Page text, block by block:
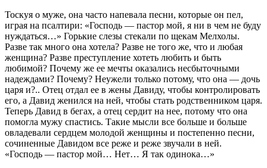
Тоскуя о муже, она часто напевала песни, которые он пел,
играя на псалтири: «Господь — пастор мой, я ни в чем не буду
нуждаться…» Горькие слезы стекали по щекам Мелхолы.
Разве так много она хотела? Разве не того же, что и любая
женщина? Разве преступление хотеть любить и быть
любимой? Почему же ее мечты оказались несбыточными
надеждами? Почему? Неужели только потому, что она — дочь
царя и?.. Отец отдал ее в жены Давиду, чтобы контролировать
его, а Давид женился на ней, чтобы стать родственником царя.
Теперь Давид в бегах, а отец сердит на нее, потому что она
помогла мужу спастись. Такие мысли все больше и больше
овладевали сердцем молодой женщины и постепенно песни,
сочиненные Давидом все реже и реже звучали в ней.
«Господь — пастор мой… Нет… Я так одинока…»